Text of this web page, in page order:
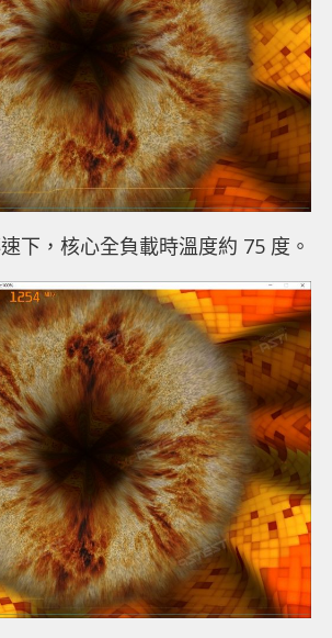
下，核心全負載時溫度約 75 度。